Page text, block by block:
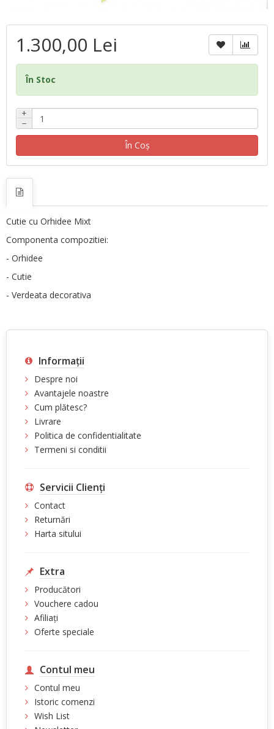
1.300,00 Lei
În Stoc
+
−
În Coş
Cutie cu Orhidee Mixt
Componenta compozitiei:
- Orhidee
- Cutie
- Verdeata decorativa
Informaţii
Despre noi
Avantajele noastre
Cum plătesc?
Livrare
Politica de confidentialitate
Termeni si conditii
Servicii Clienţi
Contact
Returnări
Harta sitului
Extra
Producători
Vouchere cadou
Afiliaţi
Oferte speciale
Contul meu
Contul meu
Istoric comenzi
Wish List